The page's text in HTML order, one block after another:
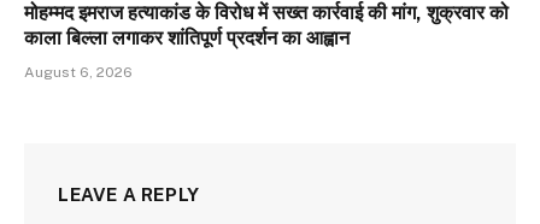
मोहम्मद इमराज हत्याकांड के विरोध में सख्त कार्रवाई की मांग, शुक्रवार को
काला बिल्ला लगाकर शांतिपूर्ण प्रदर्शन का आह्वान
August 6, 2026
LEAVE A REPLY